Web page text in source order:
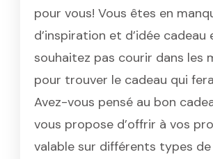
pour vous! Vous êtes en
d’inspiration et d’idée cadeau
souhaitez pas courir dans les
pour trouver le cadeau qui
Avez-vous pensé au bon
vous propose d’offrir à vos
valable sur différents types de